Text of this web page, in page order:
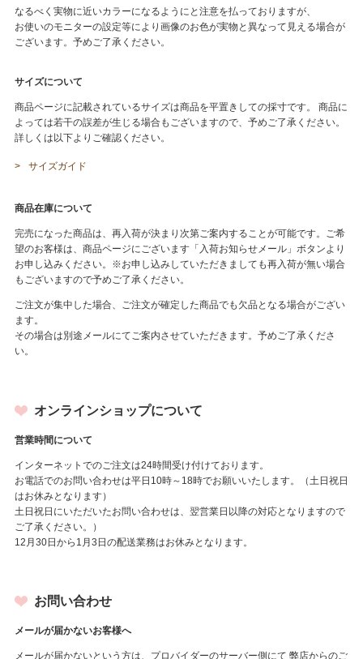
なるべく実物に近いカラーになるようにと注意を払っておりますが、
お使いのモニターの設定等により画像のお色が実物と異なって見える場合が
ございます。予めご了承ください。
サイズについて
商品ページに記載されているサイズは商品を平置きしての採寸です。 商品に
よっては若干の誤差が生じる場合もございますので、予めご了承ください。
詳しくは以下よりご確認ください。
サイズガイド
商品在庫について
完売になった商品は、再入荷が決まり次第ご案内することが可能です。ご希
望のお客様は、商品ページにございます「入荷お知らせメール」ボタンより
お申し込みください。※お申し込みしていただきましても再入荷が無い場合
もございますので予めご了承ください。
ご注文が集中した場合、ご注文が確定した商品でも欠品となる場合がござい
ます。
その場合は別途メールにてご案内させていただきます。予めご了承くださ
い。
オンラインショップについて
営業時間について
インターネットでのご注文は24時間受け付けております。
お電話でのお問い合わせは平日10時～18時でお願いいたします。（土日祝日
はお休みとなります）
土日祝日にいただいたお問い合わせは、翌営業日以降の対応となりますので
ご了承ください。）
12月30日から1月3日の配送業務はお休みとなります。
お問い合わせ
メールが届かないお客様へ
メールが届かないという方は、プロバイダーのサーバー側にて 弊店からのご